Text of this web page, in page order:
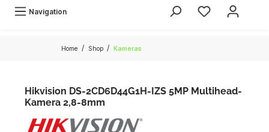
Navigation
Home / Shop / Kameras
Hikvision DS-2CD6D44G1H-IZS 5MP Multihead-
Kamera 2,8-8mm